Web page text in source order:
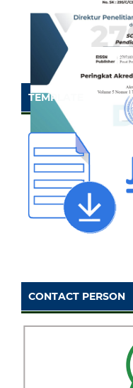
TEMPLATE
CONTACT PERSON